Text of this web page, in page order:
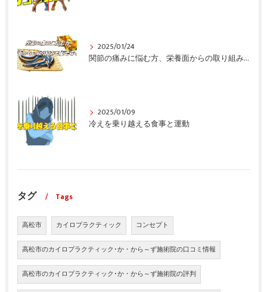
2025/01/24
関節の痛みに悩む方、栄養面からの取り組みも重要ですよ！
2025/01/09
冷えを乗り越える食事と運動
タグ Tags
高松市 カイロプラクティック コンセプト
高松市のカイロプラクティック･か・から～ず施術院の口コミ情報
高松市のカイロプラクティック･か・から～ず施術院の評判